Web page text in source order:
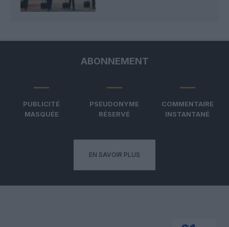
ABONNEMENT
PUBLICITÉ
MASQUÉE
PSEUDONYME
RÉSERVÉ
COMMENTAIRE
INSTANTANÉ
EN SAVOIR PLUS